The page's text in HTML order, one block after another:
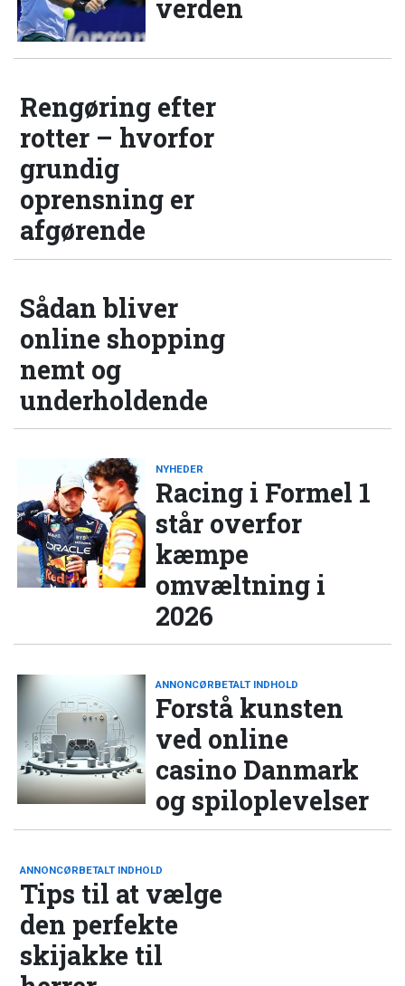
verden
Rengøring efter
rotter – hvorfor
grundig
oprensning er
afgørende
Sådan bliver
online shopping
nemt og
underholdende
NYHEDER
Racing i Formel 1
står overfor
kæmpe
omvæltning i
2026
ANNONCØRBETALT INDHOLD
Forstå kunsten
ved online
casino Danmark
og spiloplevelser
ANNONCØRBETALT INDHOLD
Tips til at vælge
den perfekte
skijakke til